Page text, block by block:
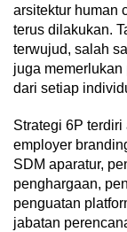
arsitektur human
terus dilakukan.
terwujud, salah
juga
dari setiap
Strategi 6P
employer
SDM aparatur,
penghargaan,
penguatan
jabatan